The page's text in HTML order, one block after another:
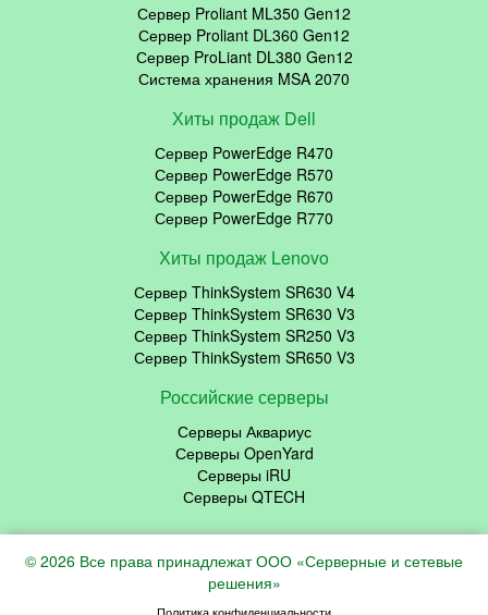
Сервер Proliant ML350 Gen12
Сервер Proliant DL360 Gen12
Сервер ProLiant DL380 Gen12
Система хранения MSA 2070
Хиты продаж Dell
Сервер PowerEdge R470
Сервер PowerEdge R570
Сервер PowerEdge R670
Сервер PowerEdge R770
Хиты продаж Lenovo
Сервер ThinkSystem SR630 V4
Сервер ThinkSystem SR630 V3
Сервер ThinkSystem SR250 V3
Сервер ThinkSystem SR650 V3
Российские серверы
Серверы Аквариус
Серверы OpenYard
Серверы iRU
Серверы QTECH
© 2026 Все права принадлежат ООО «Серверные и сетевые
решения»
Политика конфиденциальности